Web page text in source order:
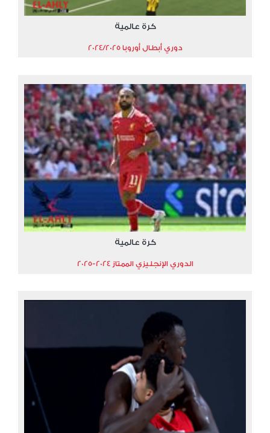
كرة عالمية
دوري أبطال أوروبا 2024/2025
كرة عالمية
الدوري الإنجليزي الممتاز 2024-2025